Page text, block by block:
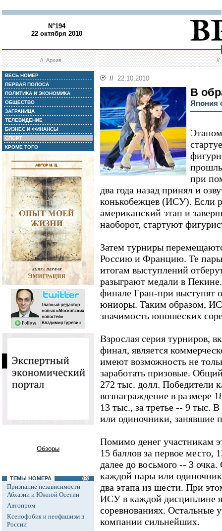
N°194
22 октября 2010
//Архив //
ВЕСЬ НОМЕР
ПЕРВАЯ ПОЛОСА
ПОЛИТИКА И ЭКОНОМИКА
ОБЩЕСТВО
ЗАГРАНИЦА
ТЕЛЕВИДЕНИЕ
БИЗНЕС И ФИНАНСЫ
СПОРТ
КРОМЕ ТОГО
Обзоры
ТЕМЫ НОМЕРА
Признание независимости
Абхазии и Южной Осетии
Автопром
Ксенофобия и неофашизм в
России
// 22.10.2010
В
Япония
при
два года назад принял и
конькобежцев (ИСУ). Если
американский этап и
наоборот, стартуют
Затем турниры
Россию и Францию. Те
итогам выступлений
разыграют медали в
финале Гран-при выступят
юниоры. Таким образом,
значимость юношеских
Взрослая серия турниров,
финал, является
имеют возможность не
заработать призовые.
272 тыс. долл. Победители
вознаграждение в размере
13 тыс., за третье -- 9 тыс.
или одиночники, занявшие
Помимо денег участникам
15 баллов за первое место,
далее до восьмого -- 3
каждой пары или
два этапа из шести. При
ИСУ в каждой дисциплине
соревнованиях. Остальные
компании сильнейших.